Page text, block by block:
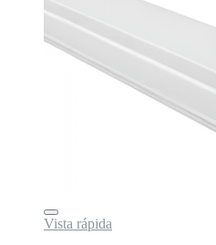
Vista rápida